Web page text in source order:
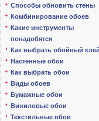
Способы обновить стены
Комбинирование обоев
Какие инструменты
понадобятся
Как выбрать обойный клей
Настенные обои
Как выбрать обои
Виды обоев
Бумажные обои
Виниловые обои
Текстильные обои